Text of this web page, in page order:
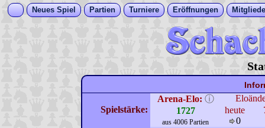
Neues Spiel Partien Turniere Eröffnungen
Spielstärke:
Arena-Elo: ⓘ
1727
aus 4006 Partien
heute
0